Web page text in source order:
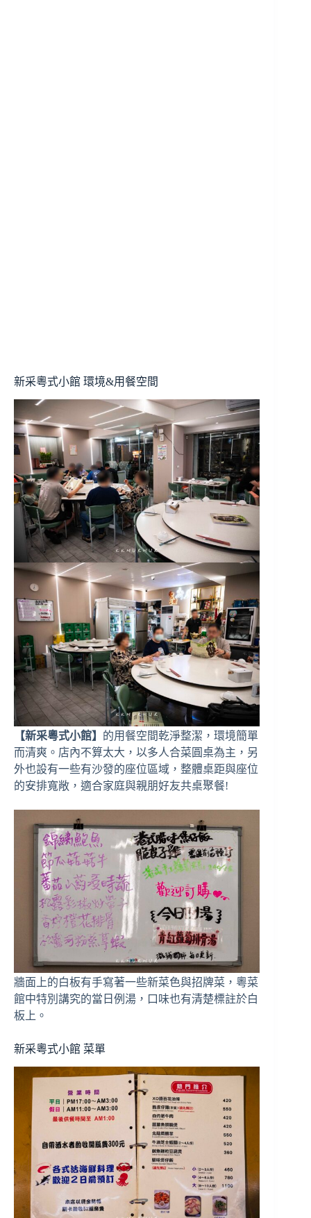
新采粵式小館 環境&用餐空間
【新采粵式小館】 的用餐空間乾淨整潔，環境簡單
而清爽。店內不算太大，以多人合菜圓桌為主，另
外也設有一些有沙發的座位區域，整體桌距與座位
的安排寬敞，適合家庭與親朋好友共桌聚餐!
牆面上的白板有手寫著一些新菜色與招牌菜，粵菜
館中特別講究的當日例湯，口味也有清楚標註於白
板上。
新采粵式小館 菜單